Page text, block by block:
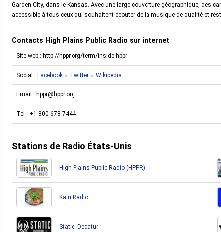
Garden City, dans le Kansas. Avec une large couverture géographique, des
accessible à tous ceux qui souhaitent écouter de la musique de qualité et
Contacts High Plains Public Radio sur internet
Site web : http://hppr.org/term/inside-hppr
Social : Facebook Twitter Wikipedia
Email : hppr@hppr.org
Tel : +1 800-678-7444
Stations de Radio États-Unis
High Plains Public Radio (HPPR)
Ka'u Radio
Static: Decatur